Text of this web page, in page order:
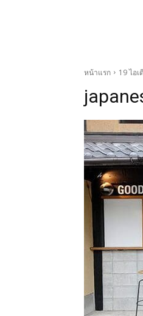
หน้าแรก 19 ไอ